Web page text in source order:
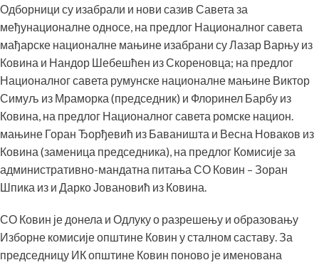
Одборници су изабрали и нови сазив Савета за
међунационалне односе, на предлог Националног савета
мађарске националне мањине изабрани су Лазар Варњу из
Ковина и Нандор Шебешћен из Скореновца; на предлог
Националног савета румунске националне мањине Виктор
Симуљ из Мраморка (председник) и Флоринел Барбу из
Ковина, на предлог Националног савета ромске национ.
мањине Горан Ђорђевић из Баваништа и Весна Новаков из
Ковина (заменица председника), на предлог Комисије за
административно-мандатна питања СО Ковин – Зоран
Шпика из и Дарко Јовановић из Ковина.
СО Ковин је донела и Одлуку о разрешењу и образовању
Изборне комисије општине Ковин у сталном саставу. За
председницу ИК општине Ковин поново је именована